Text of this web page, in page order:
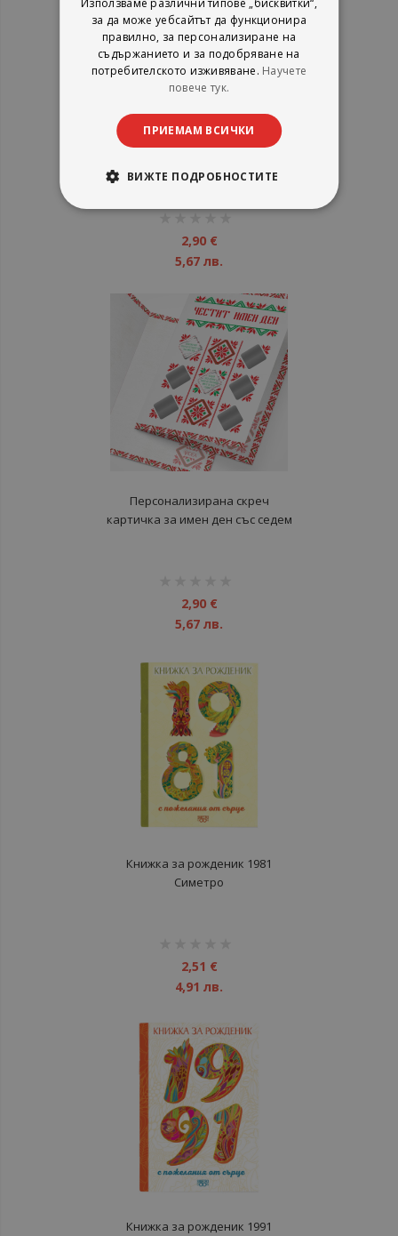
Празнична персонализирана
предизвикателства - Весела
рейтинг:
2,90 €
5,67 лв.
Персонализирана скреч
картичка за имен ден със седем
2,90 €
5,67 лв.
Книжка за рожденик 1981
Симетро
2,51 €
4,91 лв.
Книжка за рожденик 1991
Използваме различни типове „бисквитки“,
за да може уебсайтът да функционира
правилно, за персонализиране на
съдържанието и за подобряване на
потребителското изживяване. Научете
повече тук.
ПРИЕМАМ ВСИЧКИ
ВИЖТЕ ПОДРОБНОСТИТЕ